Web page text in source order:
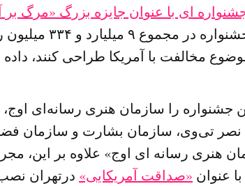
ای با عنوان جایزه بزرگ «مرگ بر
پایتخت ایران برگزار شود. دراین
جشنواره را سازمان هنری رسانه‌ای
نصر‌ تی‌وی، سازمان بشارت و سازمان
هنری رسانه ای اوج» علاوه بر این،
عنوان «صداقت آمریکایی» درتهران